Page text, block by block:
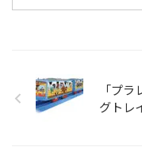
「プ
グトレ